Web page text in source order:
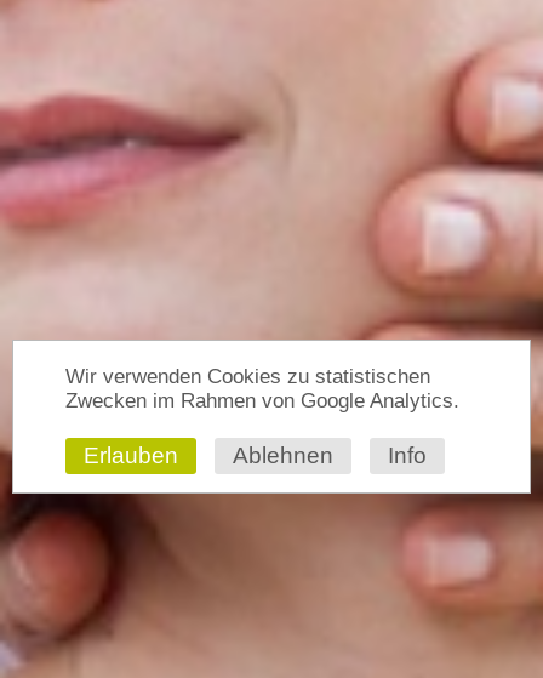
Wir verwenden Cookies zu statistischen
Zwecken im Rahmen von Google Analytics.
Erlauben Ablehnen Info